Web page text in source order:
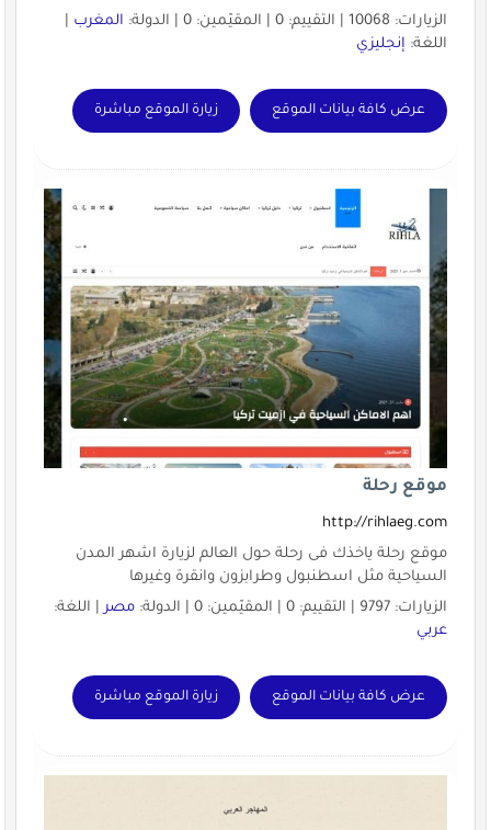
الزيارات: 10068 | التقييم: 0 | المقيّمين: 0 | الدولة:
المغرب|
اللغة: إنجليزي
عرض كافة بيانات الموقع زيارة الموقع مباشرة
موقع رحلة
http://rihlaeg.com
موقع رحلة ياخذك فى رحلة حول العالم لزيارة اشهر المدن
السياحية مثل اسطنبول وطرابزون وانقرة وغيرها
الزيارات: 9797 | التقييم: 0 | المقيّمين: 0 | الدولة:
مصر| اللغة:
عربي
عرض كافة بيانات الموقع زيارة الموقع مباشرة